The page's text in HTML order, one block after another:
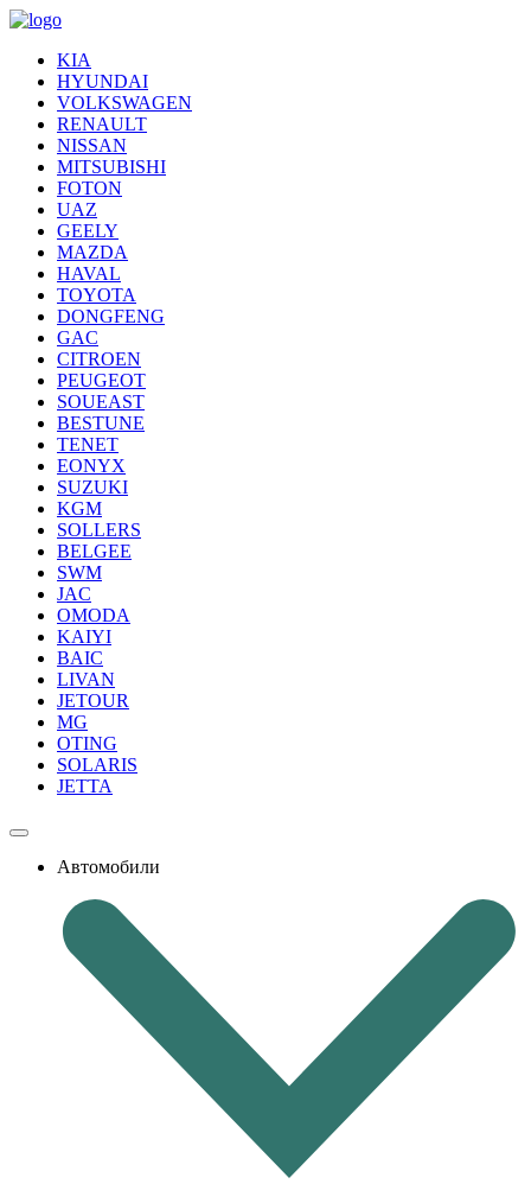
KIA
HYUNDAI
VOLKSWAGEN
RENAULT
NISSAN
MITSUBISHI
FOTON
UAZ
GEELY
MAZDA
HAVAL
TOYOTA
DONGFENG
GAC
CITROEN
PEUGEOT
SOUEAST
BESTUNE
TENET
EONYX
SUZUKI
KGM
SOLLERS
BELGEE
SWM
JAC
OMODA
KAIYI
BAIC
LIVAN
JETOUR
MG
OTING
SOLARIS
JETTA
Автомобили